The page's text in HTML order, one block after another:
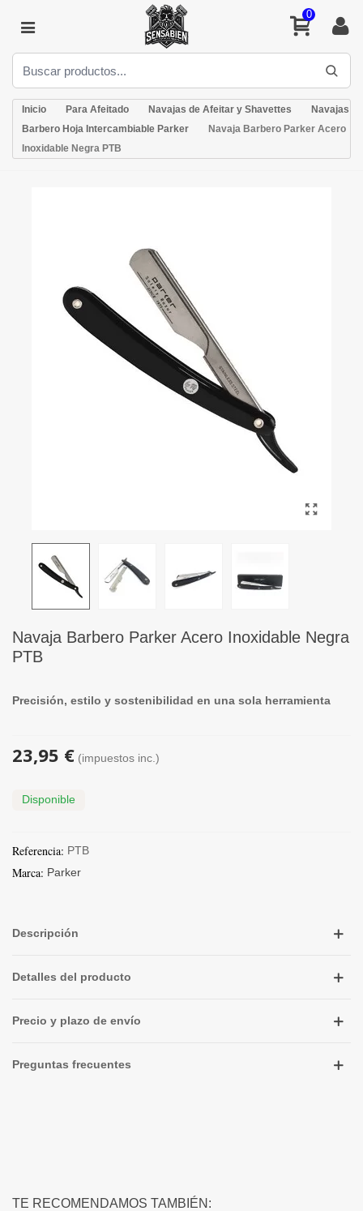
0
Inicio Para Afeitado Navajas de Afeitar y Shavettes
Navajas
Barbero Hoja Intercambiable Parker
Navaja Barbero Parker Acero
Inoxidable Negra PTB
Navaja Barbero Parker Acero Inoxidable Negra
PTB
Precisión, estilo y sostenibilidad en una sola herramienta
23,95 € (impuestos inc.)
Disponible
Referencia: PTB
Marca: Parker
Descripción
Detalles del producto
Precio y plazo de envío
Preguntas frecuentes
TE RECOMENDAMOS TAMBIÉN: